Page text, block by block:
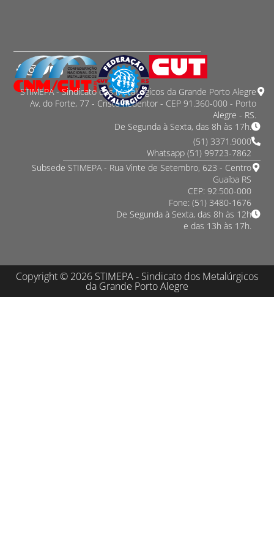
STIMEPA - Sindicato dos Metalurgicos da Grande Porto Alegre
Av. do Forte, 77 - Cristo Redentor - CEP 91.360-000 - Porto
Alegre - RS.
De Segunda à Sexta, das 8h às 17h.
(51) 3371.9000
Whatsapp (51) 99723-7862
Subsede STIMEPA - Rua Vinte de Setembro, 623 - Centro
Guaíba RS
CEP: 92.500-000
Fone: (51) 3480-1676
De Segunda à Sexta, das 8h às 12h
e das 13h às 17h.
Copyright © 2026 STIMEPA - Sindicato dos Metalúrgicos
da Grande Porto Alegre